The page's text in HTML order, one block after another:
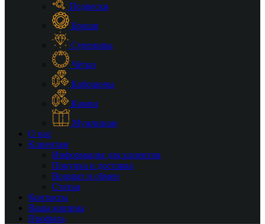
Подвески
Броши
Сувениры
Чётки
Кабошоны
Камни
Мужчинам
О нас
Клиентам
Информация для клиентов
Покупка и доставка
Возврат и обмен
Статьи
Контакты
Ваша корзина
Профиль